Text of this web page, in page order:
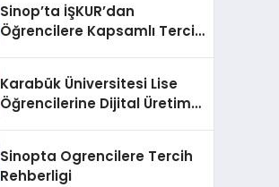
Sinop’ta İŞKUR’dan
Öğrencilere Kapsamlı Tercih
Karabük Üniversitesi Lise
Öğrencilerine Dijital Üretim
Sinopta Ogrencilere Tercih
Rehberligi